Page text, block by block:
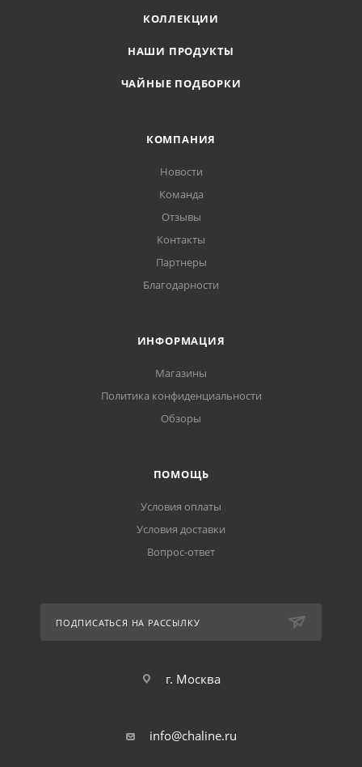
КОЛЛЕКЦИИ
НАШИ ПРОДУКТЫ
ЧАЙНЫЕ ПОДБОРКИ
КОМПАНИЯ
Новости
Команда
Отзывы
Контакты
Партнеры
Благодарности
ИНФОРМАЦИЯ
Магазины
Политика конфиденциальности
Обзоры
ПОМОЩЬ
Условия оплаты
Условия доставки
Вопрос-ответ
ПОДПИСАТЬСЯ НА РАССЫЛКУ
г. Москва
info@chaline.ru